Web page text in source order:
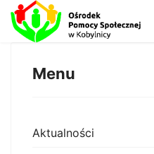
Menu
Aktualności